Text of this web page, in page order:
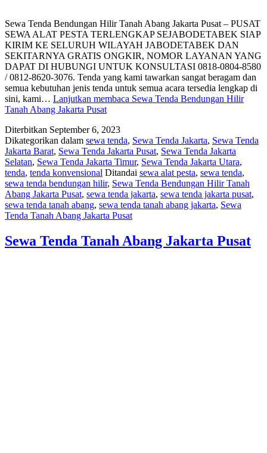
Sewa Tenda Bendungan Hilir Tanah Abang Jakarta Pusat – PUSAT
SEWA ALAT PESTA TERLENGKAP SEJABODETABEK SIAP
KIRIM KE SELURUH WILAYAH JABODETABEK DAN
SEKITARNYA GRATIS ONGKIR, NOMOR LAYANAN YANG
DAPAT DI HUBUNGI UNTUK KONSULTASI 0818-0804-8580
/ 0812-8620-3076. Tenda yang kami tawarkan sangat beragam dan
semua kebutuhan jenis tenda untuk semua acara tersedia lengkap di
sini, kami… Lanjutkan membaca Sewa Tenda Bendungan Hilir
Tanah Abang Jakarta Pusat
Diterbitkan September 6, 2023
Dikategorikan dalam sewa tenda, Sewa Tenda Jakarta, Sewa Tenda
Jakarta Barat, Sewa Tenda Jakarta Pusat, Sewa Tenda Jakarta
Selatan, Sewa Tenda Jakarta Timur, Sewa Tenda Jakarta Utara,
tenda, tenda konvensional Ditandai sewa alat pesta, sewa tenda,
sewa tenda bendungan hilir, Sewa Tenda Bendungan Hilir Tanah
Abang Jakarta Pusat, sewa tenda jakarta, sewa tenda jakarta pusat,
sewa tenda tanah abang, sewa tenda tanah abang jakarta, Sewa
Tenda Tanah Abang Jakarta Pusat
Sewa Tenda Tanah Abang Jakarta Pusat